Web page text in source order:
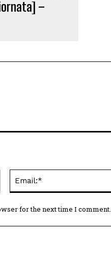
–
for the next time I comment.